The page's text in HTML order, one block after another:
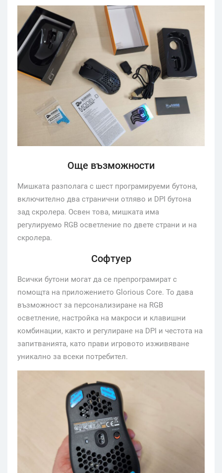
Още възможности
Мишката разполага с шест програмируеми бутона,
включително два странични отляво и DPI бутона
зад скролера. Освен това, мишката има
регулируемо RGB осветление по двете страни и на
скролера.
Софтуер
Всички бутони могат да се препрограмират с
помощта на приложението Glorious Core. То дава
възможност за персонализиране на RGB
осветление, настройка на макроси и клавишни
комбинации, както и регулиране на DPI и честота на
запитванията, като прави игровото изживяване
уникално за всеки потребител.